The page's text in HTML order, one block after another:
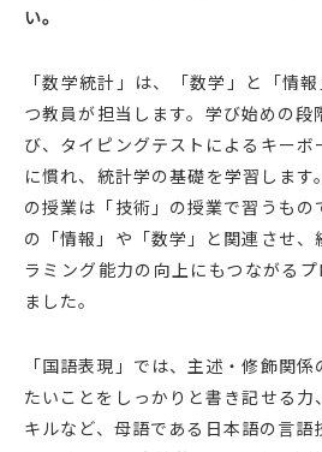
い。
「数学統計」は、「数学」と「情
つ教員が担当します。学び始めの
び、タイピングテストによるキーボ
に慣れ、統計学の基礎を学習しま
の授業は「技術」の授業で習うも
の「情報」や「数学」と関連させ
ラミング能力の向上にもつながる
ました。
「国語表現」では、主述・修飾関
たいことをしっかりと書き記せる
キルなど、母語である日本語の言語